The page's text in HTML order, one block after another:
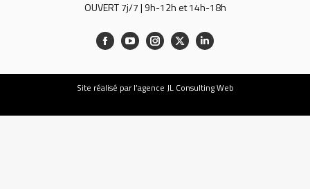
OUVERT 7j/7 | 9h-12h et 14h-18h
Site réalisé par l’agence JL Consulting Web